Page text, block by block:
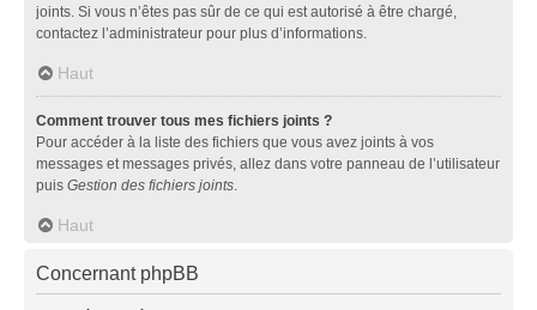
joints. Si vous n’êtes pas sûr de ce qui est autorisé à être chargé,
contactez l’administrateur pour plus d’informations.
Haut
Comment trouver tous mes fichiers joints ?
Pour accéder à la liste des fichiers que vous avez joints à vos
messages et messages privés, allez dans votre panneau de l’utilisateur
puis Gestion des fichiers joints.
Haut
Concernant phpBB